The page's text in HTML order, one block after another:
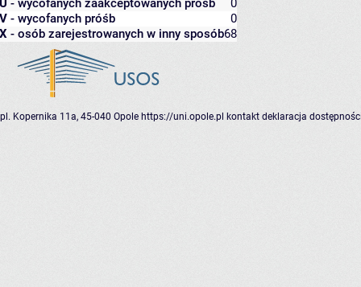
U - wycofanych zaakceptowanych próśb
0
V - wycofanych próśb
0
X - osób zarejestrowanych w inny sposób68
pl. Kopernika 11a, 45-040 Opole https://uni.opole.pl kontakt deklaracja